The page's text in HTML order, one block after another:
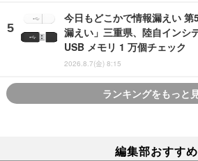
今日もどこかで情報漏えい
漏えい」三重県、陸自インシ
USB メモリ 1 万個チェック
2026.8.7(金) 8:15
ランキングをもっと
編集部おすすめ